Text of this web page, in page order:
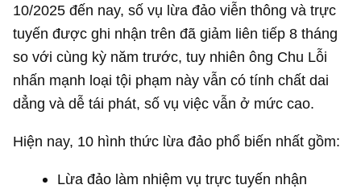
10/2025 đến nay, số vụ lừa đảo viễn thông và trực
tuyến được ghi nhận trên đã giảm liên tiếp 8 tháng
so với cùng kỳ năm trước, tuy nhiên ông Chu Lỗi
nhấn mạnh loại tội phạm này vẫn có tính chất dai
dẳng và dễ tái phát, số vụ việc vẫn ở mức cao.
Hiện nay, 10 hình thức lừa đảo phổ biến nhất gồm:
Lừa đảo làm nhiệm vụ trực tuyến nhận